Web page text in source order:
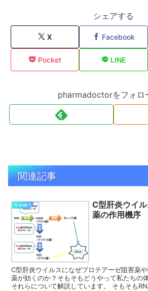
シェアする
X Facebook
Pocket LINE
pharmadoctorをフォロ
関連記事
作用機序
C型肝炎ウイ
薬の作用機序
C型肝炎ウイルスになぜプロテアーゼ阻害薬
薬が効くのか？そもそもどうやって私たちの
それらについて解説しています。 そもそも